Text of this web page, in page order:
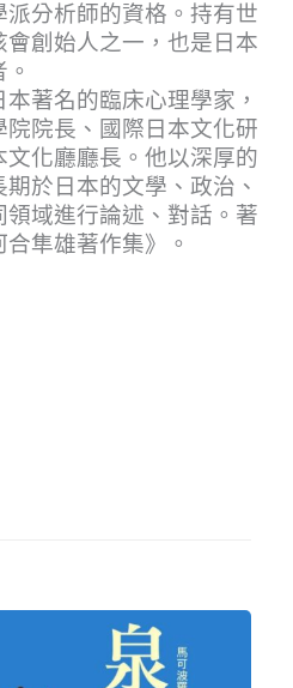
分析師的資格。持有世
創始人之一，也是日本
著名的臨床心理學家，
院長、國際日本文化研
化廳廳長。他以深厚的
於日本的文學、政治、
域進行論述、對話。著
隼雄著作集》。